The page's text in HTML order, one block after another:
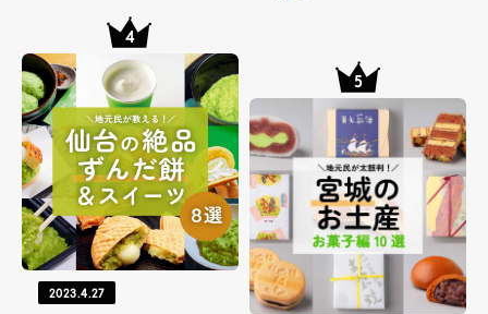
2023.4.27